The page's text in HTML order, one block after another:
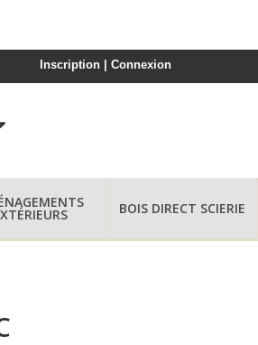
Inscription | Connexion
BOIS DIRECT SCIERIE